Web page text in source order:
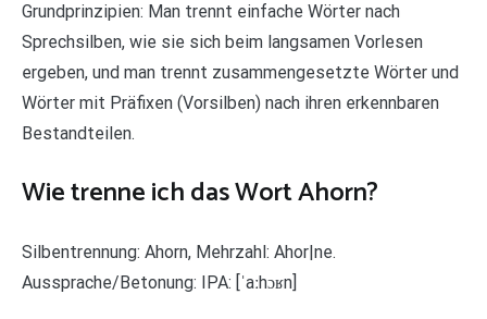
Grundprinzipien: Man trennt einfache Wörter nach
Sprechsilben, wie sie sich beim langsamen Vorlesen
ergeben, und man trennt zusammengesetzte Wörter und
Wörter mit Präfixen (Vorsilben) nach ihren erkennbaren
Bestandteilen.
Wie trenne ich das Wort Ahorn?
Silbentrennung: Ahorn, Mehrzahl: Ahor|ne.
Aussprache/Betonung: IPA: [ˈaːhɔʁn]